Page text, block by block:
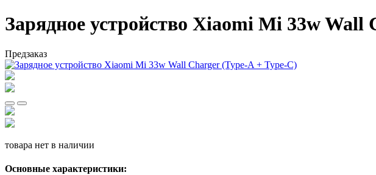
Зарядное устройство Xiaomi Mi 33w Wall
Предзаказ
товара нет в наличии
Основные характеристики: